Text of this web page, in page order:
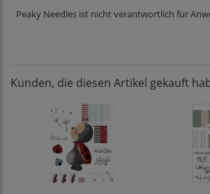
Peaky Needles ist nicht verantwortlich für
Kunden, die diesen Artikel gekauft